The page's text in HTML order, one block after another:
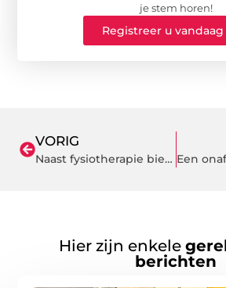
je stem horen!
Registreer u
VORIG
Naast fysiotherapie biedt deze praktijk ook manuele therapie in Roosendaal aan
Hier zijn enkele
berichten